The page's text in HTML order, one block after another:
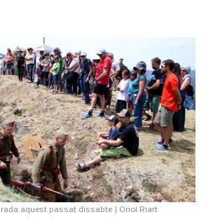
aquest passat dissabte | Oriol Riart